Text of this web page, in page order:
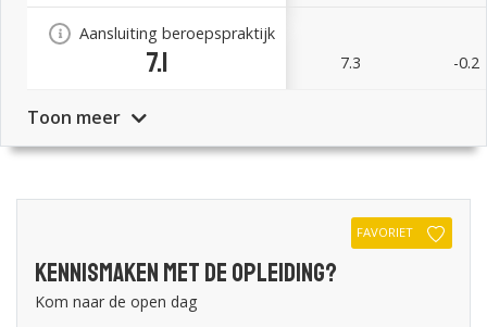
Aansluiting beroepspraktijk
7.1 7.3 -0.2
Toon meer
FAVORIET
Kennismaken met de opleiding?
Kom naar de open dag